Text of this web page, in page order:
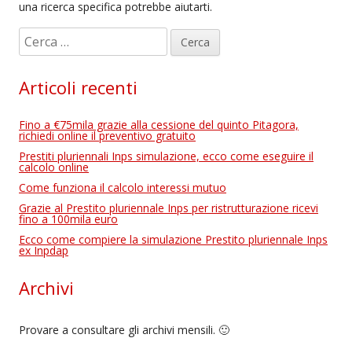
una ricerca specifica potrebbe aiutarti.
i
e
c
a
p
e
r
:
Articoli recenti
Fino a €75mila grazie alla cessione del quinto Pitagora,
richiedi online il preventivo gratuito
Prestiti pluriennali Inps simulazione, ecco come eseguire il
calcolo online
Come funziona il calcolo interessi mutuo
Grazie al Prestito pluriennale Inps per ristrutturazione ricevi
fino a 100mila euro
Ecco come compiere la simulazione Prestito pluriennale Inps
ex Inpdap
Archivi
Provare a consultare gli archivi mensili. 🙂